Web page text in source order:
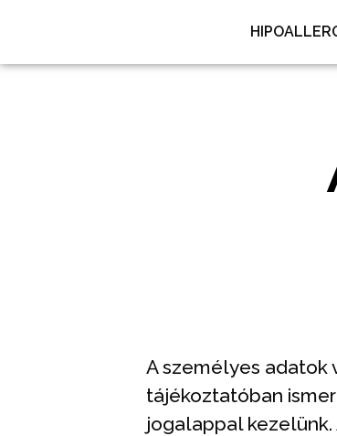
A személyes adatok
tájékoztatóban
jogalappal